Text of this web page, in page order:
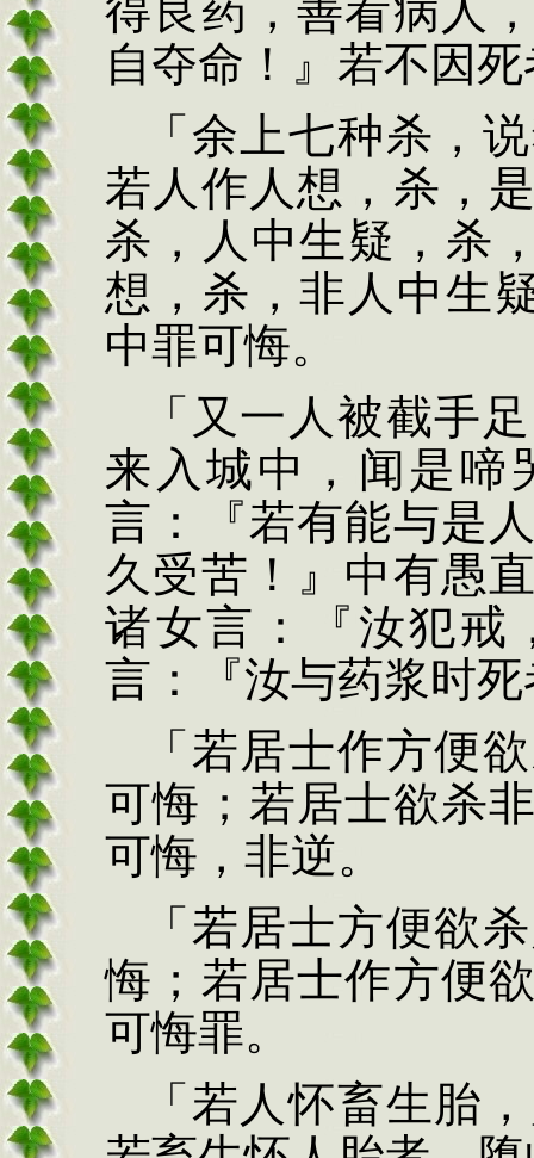
得良药，善看病人
自夺命！』若不因
「余上七种杀，
若人作人 想，杀，
杀，人中生疑 ，杀
想，杀，非人中生
中罪可悔。
「又一人被截手
来入城中，闻是啼
言：『若有能与是
久受苦！』中有愚
诸女言：『汝犯戒
言：『汝与药浆时
「若居士作方便
可悔；若居士欲杀
可悔，非逆。
「若居士方便欲
悔； 若居士作方便
可悔罪。
「若人怀畜生胎